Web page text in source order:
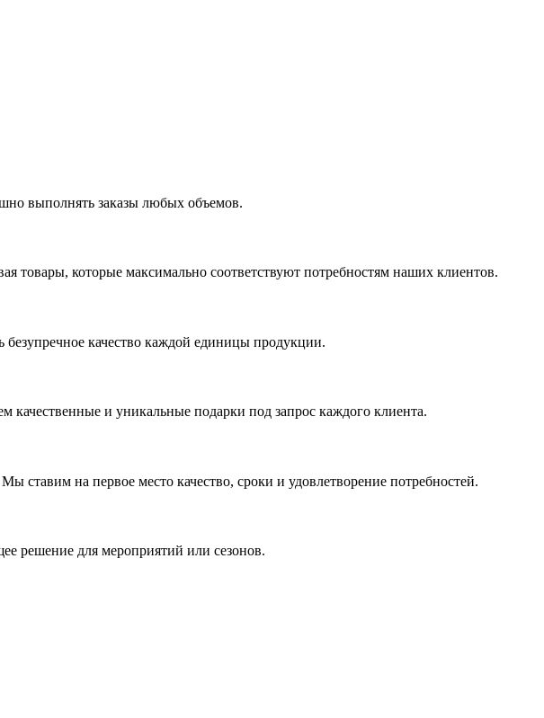
выполнять заказы любых объемов.
товары, которые максимально соответствуют потребностям наших клиентов.
безупречное качество каждой единицы продукции.
и уникальные подарки под запрос каждого клиента.
ставим на первое место качество, сроки и удовлетворение потребностей.
решение для мероприятий или сезонов.